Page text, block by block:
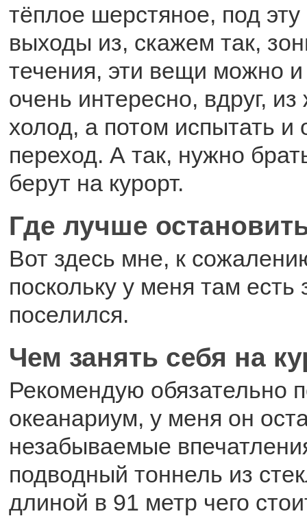
тёплое шерстяное, под эту
выходы из, скажем так,
течения, эти вещи можно и
очень интересно, вдруг,
холод, а потом испытать и
переход. А так, нужно
берут на курорт.
Где лучше
Вот здесь мне, к
поскольку у меня там
поселился.
Чем занять себя на
Рекомендую обязательно
океанариум, у меня он
незабываемые
подводный тоннель из
длиной в 91 метр чего